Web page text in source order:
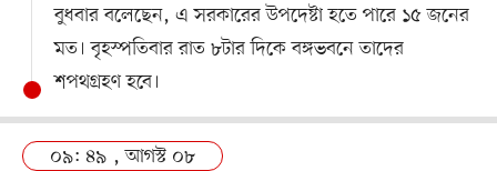
বুধবার বলেছেন, এ সরকারের উপদেষ্টা হতে পারে ১৫ জনের
মত। বৃহস্পতিবার রাত ৮টার দিকে বঙ্গভবনে তাদের
শপথগ্রহণ হবে।
০৯: ৪৯ , আগস্ট ০৮